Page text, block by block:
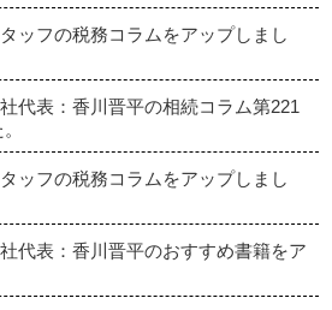
ッフの税務コラムをアップしまし
代表：香川晋平の相続コラム第221
ッフの税務コラムをアップしまし
代表：香川晋平のおすすめ書籍をア